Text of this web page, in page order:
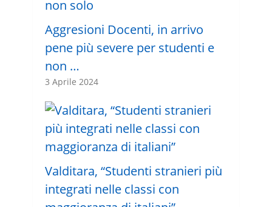
Aggresioni Docenti, in arrivo
pene più severe per studenti e
non …
3 Aprile 2024
Valditara, “Studenti stranieri più
integrati nelle classi con